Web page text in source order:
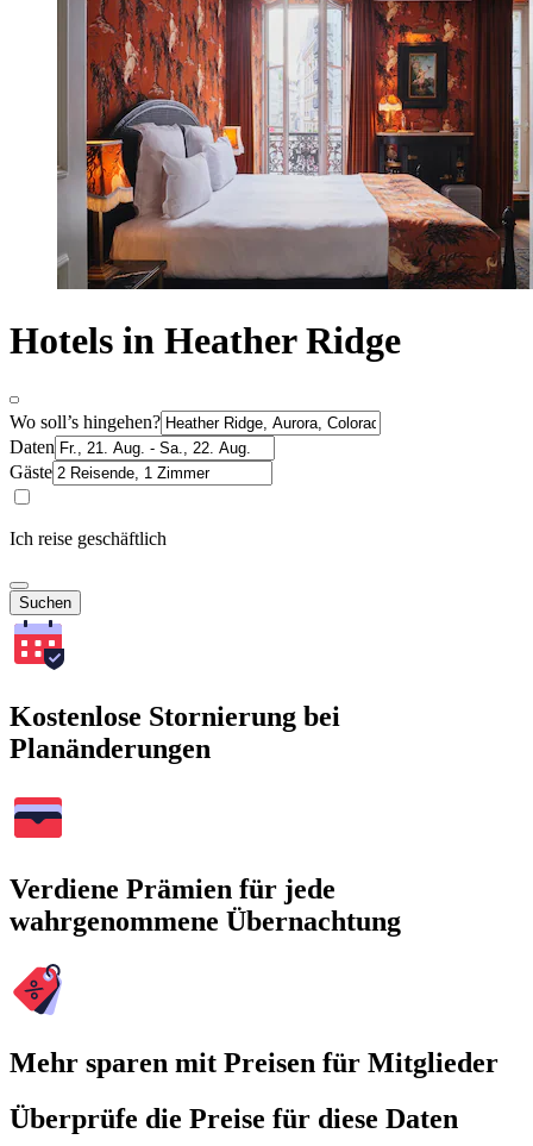
Hotels in Heather Ridge
Wo soll’s hingehen?
Daten
Gäste
Ich reise geschäftlich
Suchen
Kostenlose Stornierung bei
Planänderungen
Verdiene Prämien für jede
wahrgenommene Übernachtung
Mehr sparen mit Preisen für Mitglieder
Überprüfe die Preise für diese Daten